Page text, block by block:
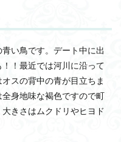
い鳥です。デート中に出
！最近では河川に沿って
スの背中の青が目立ちま
身地味な褐色ですので町
きさはムクドリやヒヨド